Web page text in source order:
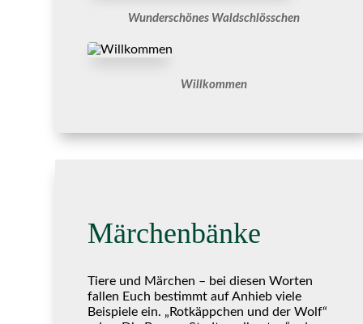
Wunderschönes Waldschlösschen
Willkommen
Märchenbänke
Tiere und Märchen – bei diesen Worten
fallen Euch bestimmt auf Anhieb viele
Beispiele ein. „Rotkäppchen und der Wolf“